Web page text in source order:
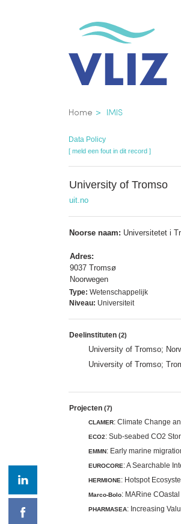
Kruimelpad
Home IMIS
Data Policy
[ meld een fout in dit record ]
University of Tromso
uit.no
Noorse naam: Universitetet i
Adres:
9037 Tromsø
Noorwegen
Type: Wetenschappelijk
Niveau: Universiteit
Deelinstituten (2)
University of Tromso;
University of Tromso;
Projecten (7)
CLAMER: Climate Change
ECO2: Sub-seabed CO2
EMMN: Early marine
EUROCORE: A Searchable
HERMIONE: Hotspot
Marco-Bolo: MARine
PHARMASEA: Increasing